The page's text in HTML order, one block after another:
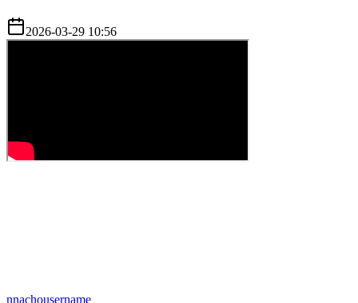
2026-03-29 10:56
nnachousername